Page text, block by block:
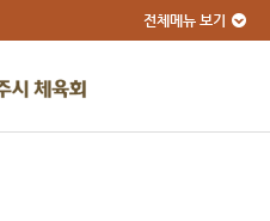
전체메뉴 보기